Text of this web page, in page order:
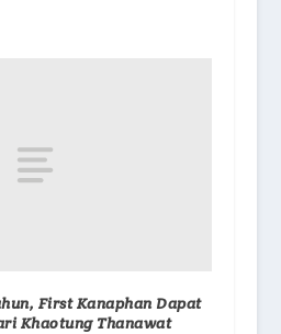
First Kanaphan Dapat
Khaotung Thanawat